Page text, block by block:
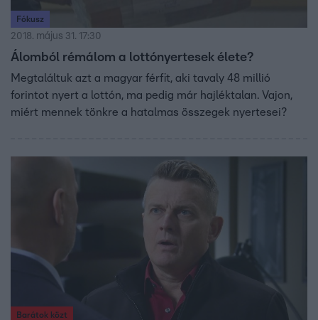
Fókusz
2018. május 31. 17:30
Álomból rémálom a lottónyertesek élete?
Megtaláltuk azt a magyar férfit, aki tavaly 48 millió
forintot nyert a lottón, ma pedig már hajléktalan. Vajon,
miért mennek tönkre a hatalmas összegek nyertesei?
Barátok közt